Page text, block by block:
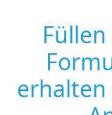
erhalten